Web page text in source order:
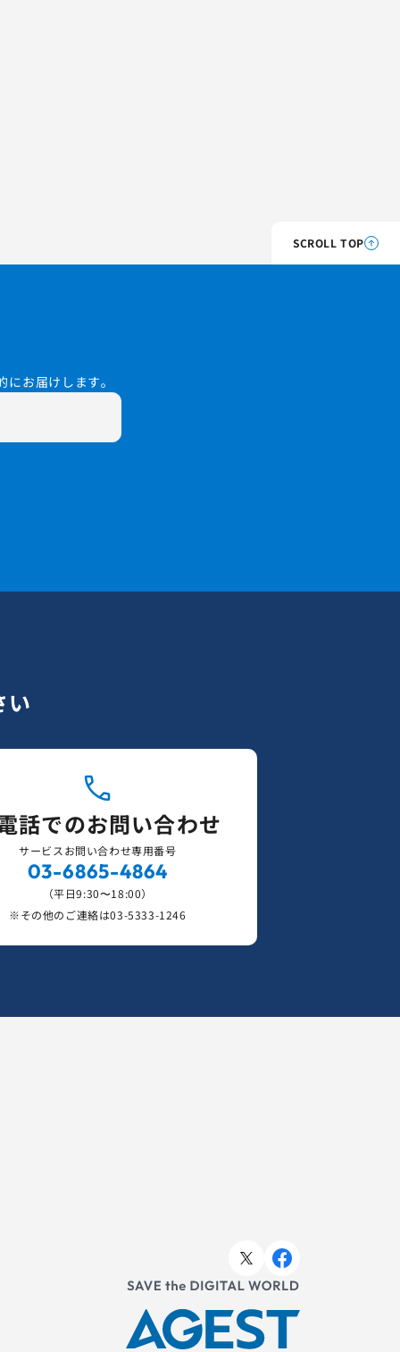
SCROLL TOP
お届けします。
い
話でのお問い合わせ
サービスお問い合わせ専用番号
03-6865-4864
（平日9:30〜18:00）
※その他のご連絡は03-5333-1246